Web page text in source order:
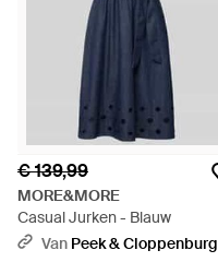
€ 139,99
MORE&MORE
Casual Jurken - Blauw
Van Peek & Cloppenburg